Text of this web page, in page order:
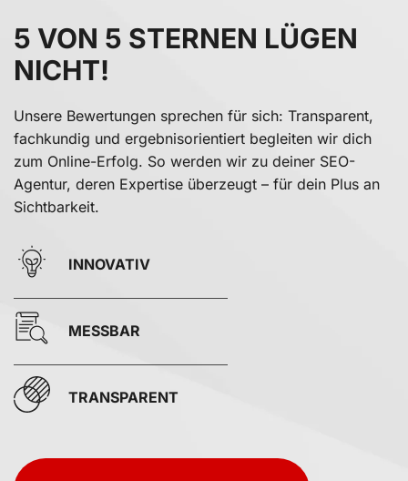
5 VON 5 STERNEN LÜGEN
NICHT!
Unsere Bewertungen sprechen für sich: Transparent,
fachkundig und ergebnisorientiert begleiten wir dich
zum Online-Erfolg. So werden wir zu deiner SEO-
Agentur, deren Expertise überzeugt – für dein Plus an
Sichtbarkeit.
INNOVATIV
MESSBAR
TRANSPARENT